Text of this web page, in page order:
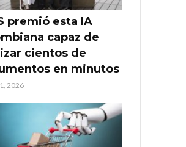
premió esta IA
capaz de
cientos de
en minutos
2026